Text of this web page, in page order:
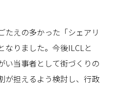
たえの多かった「シェアリ
なりました。今後ILCLと
い当事者として街づくりの
が担えるよう検討し、行政